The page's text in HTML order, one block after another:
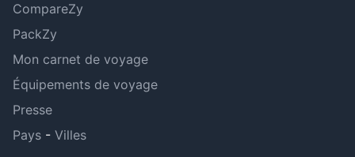
CompareZy
PackZy
Mon carnet de voyage
Équipements de voyage
Presse
Pays - Villes